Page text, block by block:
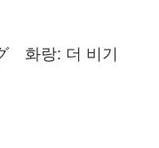
화랑: 더 비기